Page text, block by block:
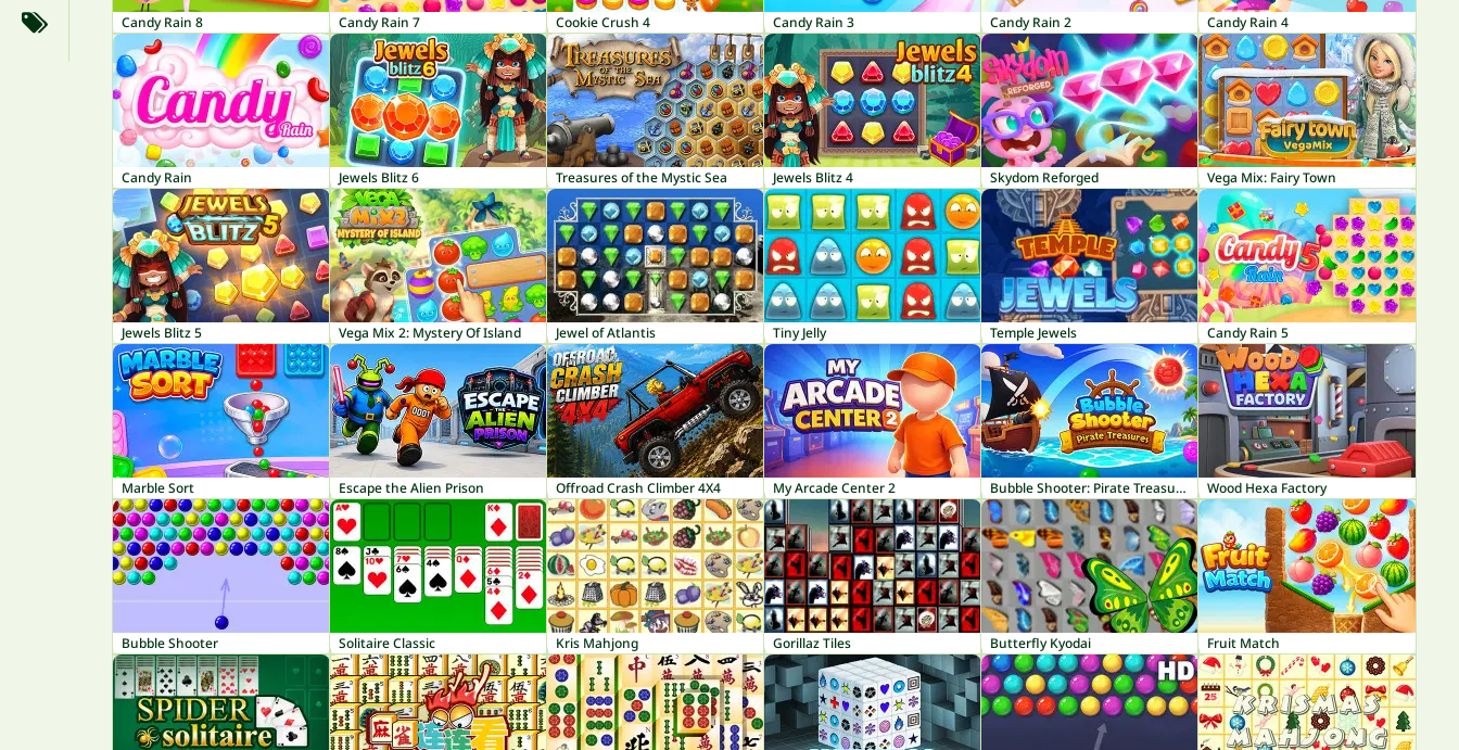
Candy Rain 8 Candy Rain 7 Cookie Crush 4 Candy Rain 3 Candy Rain 2 Candy Rain 4
Candy Rain Jewels Blitz 6 Treasures of the Mystic Sea Jewels Blitz 4 Skydom Reforged Vega Mix: Fairy Town
Jewels Blitz 5 Vega Mix 2: Mystery Of Island Jewel of Atlantis Tiny Jelly Temple Jewels Candy Rain 5
Marble Sort Escape the Alien Prison Offroad Crash Climber 4X4 My Arcade Center 2 Bubble Shooter: Pirate Treasures Wood Hexa Factory
Bubble Shooter Solitaire Classic Kris Mahjong Gorillaz Tiles Butterfly Kyodai Fruit Match